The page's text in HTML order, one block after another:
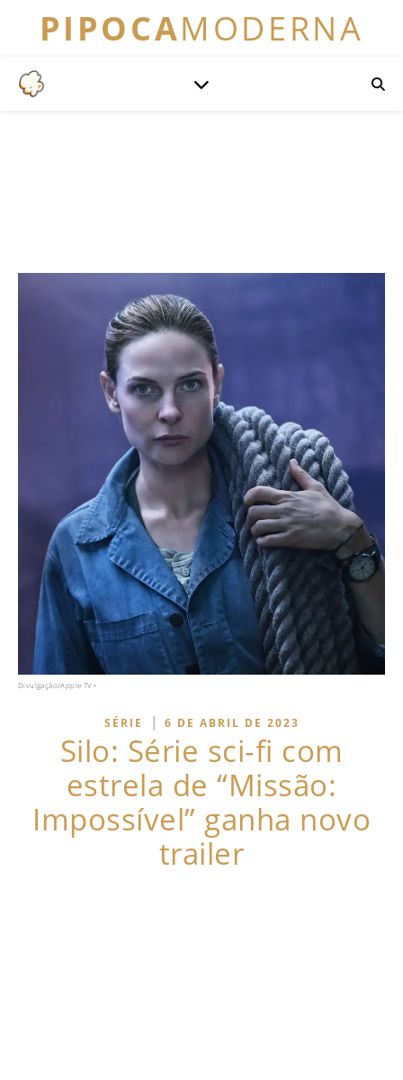
PIPOCAMODERNA
Divulgação/Apple TV+
SÉRIE | 6 DE ABRIL DE 2023
Silo: Série sci-fi com
estrela de “Missão:
Impossível” ganha novo
trailer